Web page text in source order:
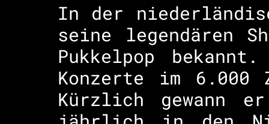
In der
seine legendären
Pukkelpop
Konzerte im 6.000
Kürzlich gewann